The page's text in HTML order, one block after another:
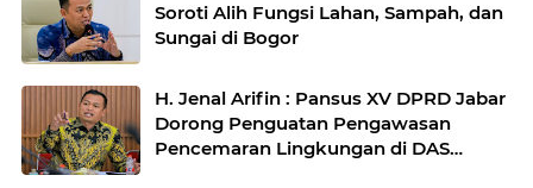
Soroti Alih Fungsi Lahan, Sampah, dan
Sungai di Bogor
H. Jenal Arifin : Pansus XV DPRD Jabar
Dorong Penguatan Pengawasan
Pencemaran Lingkungan di DAS